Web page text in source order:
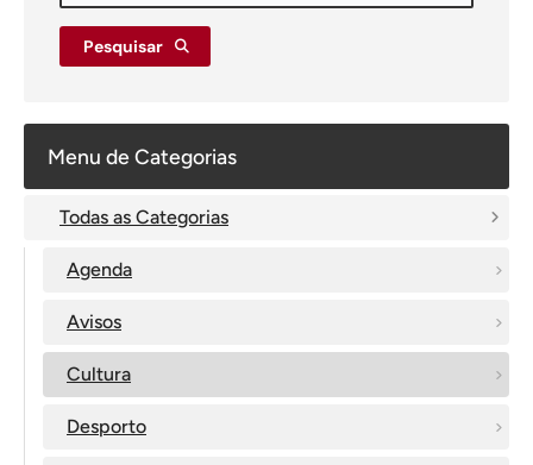
Pesquisar
Menu de Categorias
Todas as Categorias
Agenda
Avisos
Cultura
Desporto